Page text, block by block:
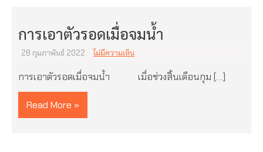
การเอาตัวรอดเมื่อจมน้ำ
28 กุมภาพันธ์ 2022 ไม่มีความเห็น
การเอาตัวรอดเมื่อจมน้ำ เมื่อช่วงสิ้นเดือนกุม […]
Read More »